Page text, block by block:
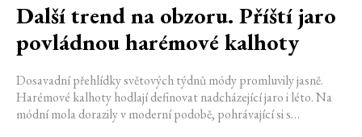
Další trend na obzoru. Příští jaro
povládnou harémové kalhoty
Dosavadní přehlídky světových týdnů módy promluvily jasně.
Harémové kalhoty hodlají definovat nadcházející jaro i léto. Na
módní mola dorazily v moderní podobě, pohrávající si s